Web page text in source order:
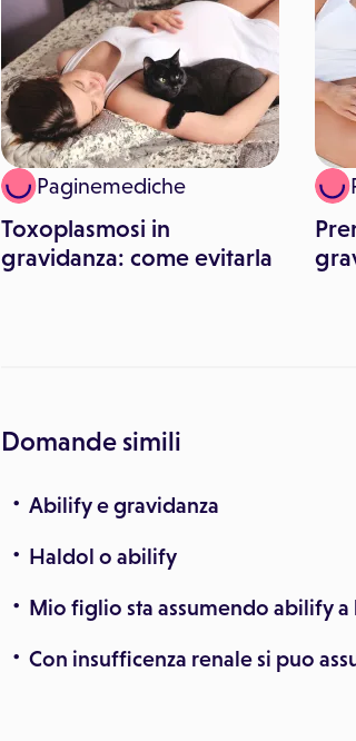
Paginemediche
Toxoplasmosi in
gravidanza: come evitarla
Domande simili
Abilify e gravidanza
Haldol o abilify
Mio figlio sta assumendo abilify a
Con insufficenza renale si puo